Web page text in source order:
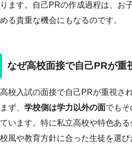
ります。自己PRの作成過程は、お
める貴重な機会にもなるのです。
なぜ高校面接で自己PRが重
高校入試の面接で自己PRが重視さ
まず、 学校側は学力以外の面でもそ
ています。特に私立高校や特色あ
校風や教育方針に合った生徒を選